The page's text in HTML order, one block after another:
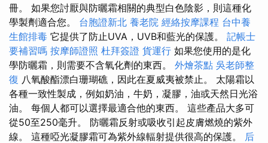
冊。 如果您討厭與防曬霜相關的典型白色陰影，則這種化
學製劑適合您。 台胞證新北 養老院 經絡按摩課程 台中養
生館排毒 它提供了防止UVA，UVB和藍光的保護。 記帳士
要補習嗎 按摩師證照 杜拜簽證 貨運行 如果您使用的是化
學防曬霜，則需要不含氧化劑的東西。 外燴茶點 吳老師整
復 八氧酸酯漂白珊瑚礁，因此在夏威夷被禁止。 太陽霜以
各種一致性製成，例如奶油，牛奶，凝膠，油或天然日光浴
油。 每個人都可以選擇最適合他的東西。 這些產品大多可
從50至250毫升。 防曬霜反射或吸收引起皮膚燃燒的紫外
線。 這種啞光凝膠霜可為紫外線輻射提供很高的保護。 后